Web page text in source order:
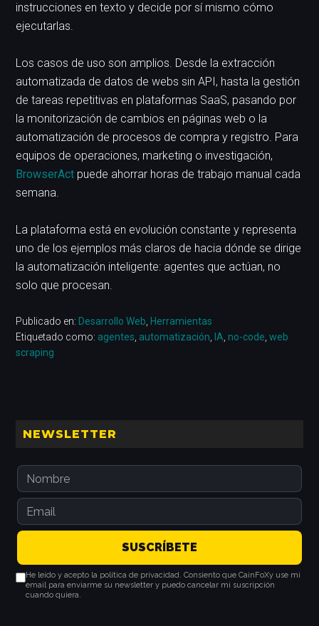
instrucciones en texto y decide por sí mismo cómo
ejecutarlas.
Los casos de uso son amplios. Desde la extracción
automatizada de datos de webs sin API, hasta la gestión
de tareas repetitivas en plataformas SaaS, pasando por
la monitorización de cambios en páginas web o la
automatización de procesos de compra y registro. Para
equipos de operaciones, marketing o investigación,
BrowserAct puede ahorrar horas de trabajo manual cada
semana.
La plataforma está en evolución constante y representa
uno de los ejemplos más claros de hacia dónde se dirige
la automatización inteligente: agentes que actúan, no
solo que procesan.
Publicado en: Desarrollo Web Herramientas
Etiquetado como: agentes automatización IA ,no-code ,web
scraping
Barra
principal
NEWSLETTER
He leído y acepto la política de privacidad. Consiento que CainFoXy use mi
email para enviarme su newsletter y puedo cancelar mi suscripción
cuando quiera.